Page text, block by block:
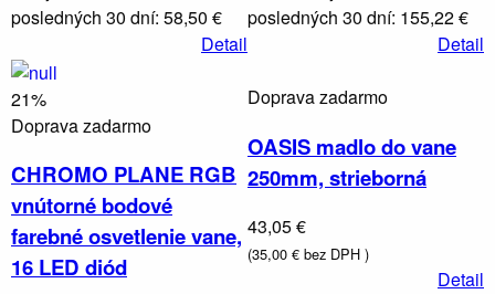
posledných 30 dní: 58,50 €
Detail
posledných 30 dní: 155,22 €
Detail
21%
Doprava zadarmo
CHROMO PLANE RGB
vnútorné bodové
farebné osvetlenie vane,
16 LED diód
Doprava zadarmo
OASIS madlo do vane
250mm, strieborná
43,05 €
(35,00 € bez DPH )
Detail